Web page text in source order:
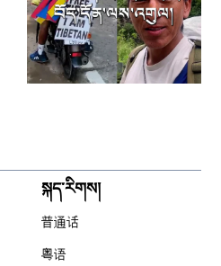
སྐད་རིགས།
普通话
粤语